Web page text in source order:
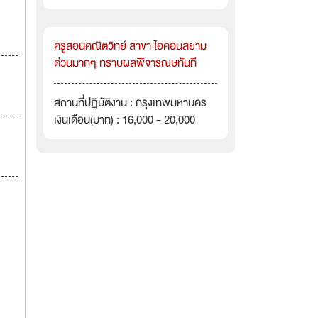
ครูสอนคณิตวิทย์ สาขา ไอคอนสยาม
ด่วนมากๆ ทราบผลพิจารณษทันที
สถานที่ปฏิบัติงาน : กรุงเทพมหานคร
เงินเดือน(บาท) : 16,000 - 20,000